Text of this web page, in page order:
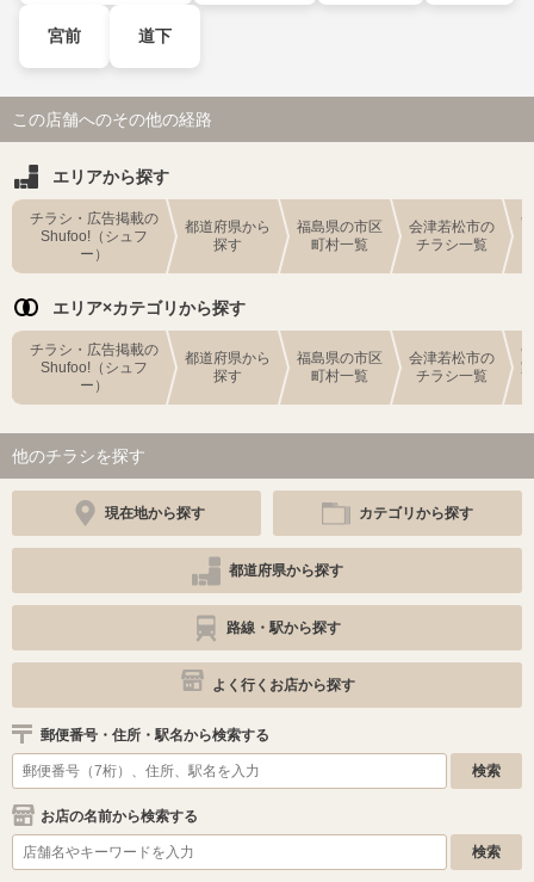
宮前 道下
この店舗へのその他の経路
エリアから探す
チラシ・広告掲載の
Shufoo!（シュフ
ー）
都道府県から
探す
福島県の市区
町村一覧
会津若松市の
チラシ一覧
エリア×カテゴリから探す
チラシ・広告掲載の
Shufoo!（シュフ
ー）
都道府県から
探す
福島県の市区
町村一覧
会津若松市の
チラシ一覧
他のチラシを探す
現在地から探す カテゴリから探す
都道府県から探す
路線・駅から探す
よく行くお店から探す
郵便番号・住所・駅名から検索する
お店の名前から検索する